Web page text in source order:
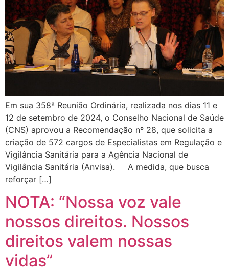
Em sua 358ª Reunião Ordinária, realizada nos dias 11 e
12 de setembro de 2024, o Conselho Nacional de Saúde
(CNS) aprovou a Recomendação nº 28, que solicita a
criação de 572 cargos de Especialistas em Regulação e
Vigilância Sanitária para a Agência Nacional de
Vigilância Sanitária (Anvisa). A medida, que busca
reforçar […]
NOTA: “Nossa voz vale
nossos direitos. Nossos
direitos valem nossas
vidas”